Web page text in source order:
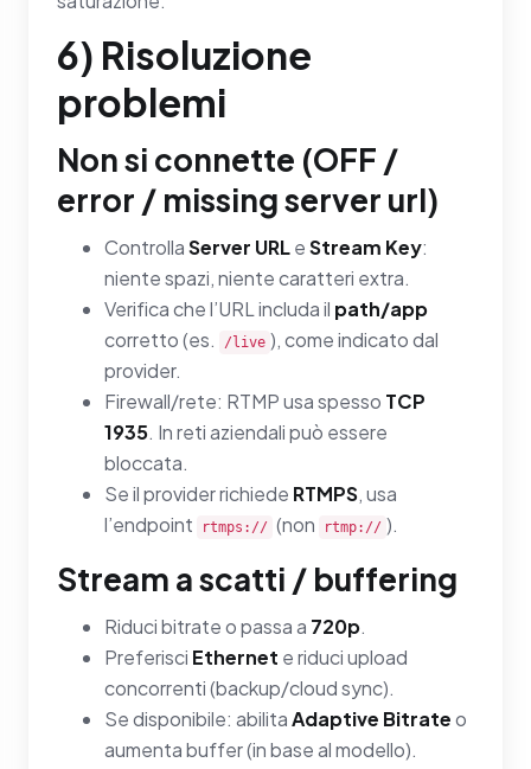
6) Risoluzione
problemi
Non si connette (OFF /
error / missing server url)
ControllaServer URLeStream Key:
niente spazi, niente caratteri extra.
Verifica che l’URL includa il path/app
corretto (es.
/live ), come indicato dal
provider.
Firewall/rete: RTMP usa spesso TCP
1935. In reti aziendali può essere
bloccata.
Se il provider richiede RTMPS, usa
l’endpoint
rtmps:// (non rtmp:// ).
Stream a scatti / buffering
Riduci bitrate o passa a 720p.
Preferisci Ethernet e riduci upload
concorrenti (backup/cloud sync).
Se disponibile: abilitaAdaptive Bitrateo
aumenta buffer (in base al modello).